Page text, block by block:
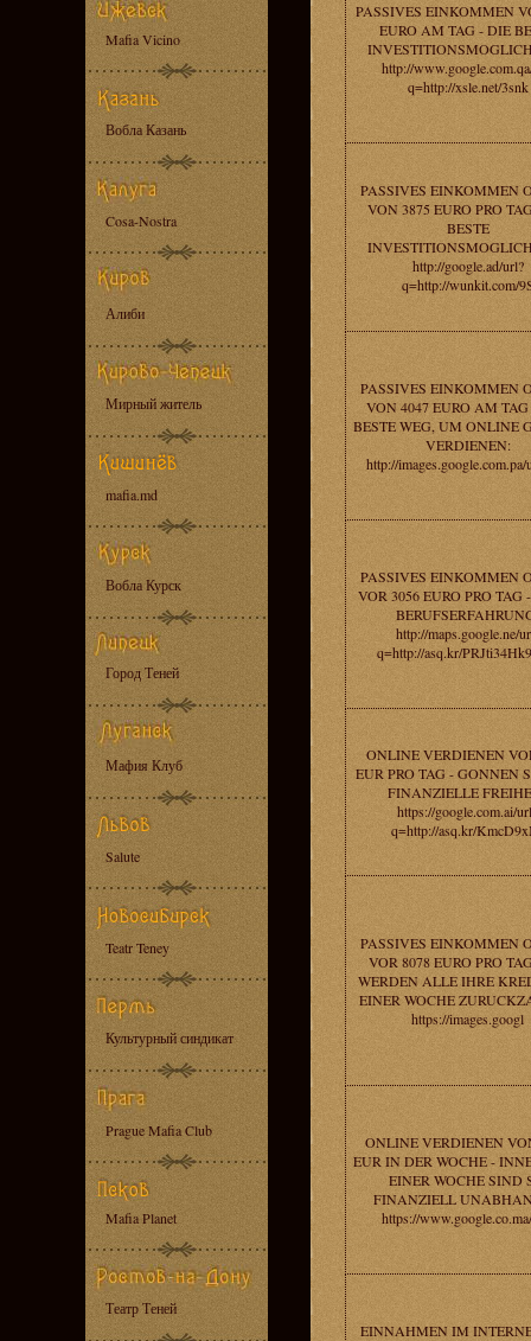
Mafia Vicino
Вобла Казань
Cosa-Nostra
Алиби
Мирный житель
mafia.md
Вобла Курск
Город Теней
Мафия Клуб
Salute
Teatr Teney
Культурный синдикат
Prague Mafia Club
Mafia Planet
Театр Теней
PASSIVES EINKOMMEN
EURO AM TAG - DIE
http://
q=http://xsle.net/3snk
PASSIVES EINKOMMEN
VON 3875 EURO PRO
BESTE
http://google.ad/url?
q=http://wunkit.com/
PASSIVES EINKOMMEN
VON 4047 EURO AM
BESTE WEG, UM ONLINE
VERDIENEN:
http://images.google.com.pa/
PASSIVES EINKOMMEN
VOR 3056 EURO PRO TAG
http://maps.google.ne/
q=http://asq.kr/
ONLINE VERDIENEN
EUR PRO TAG - GONNEN
FINANZIELLE
https://google.com.ai/
q=http://asq.kr/
PASSIVES EINKOMMEN
VOR 8078 EURO PRO
WERDEN ALLE IHRE
EINER WOCHE
https://images.googl
ONLINE VERDIENEN
EUR IN DER WOCHE -
EINER WOCHE SIND
FINANZIELL
https://
EINNAHMEN IM